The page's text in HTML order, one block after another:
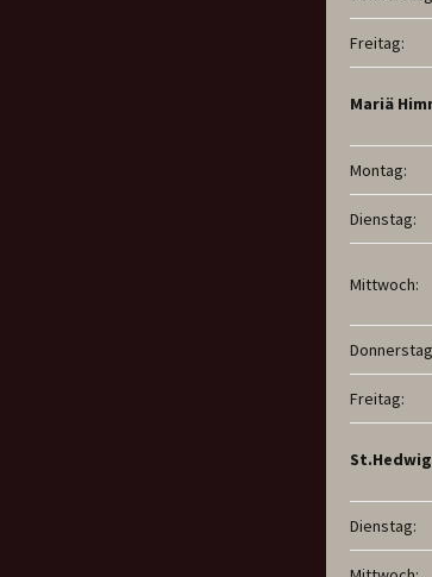
Freitag:
Mariä
Montag:
Dienstag:
Mittwoch:
Freitag:
Dienstag: